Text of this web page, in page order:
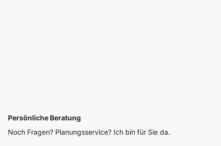
Persönliche Beratung
Noch Fragen? Planungsservice? Ich bin für Sie da.